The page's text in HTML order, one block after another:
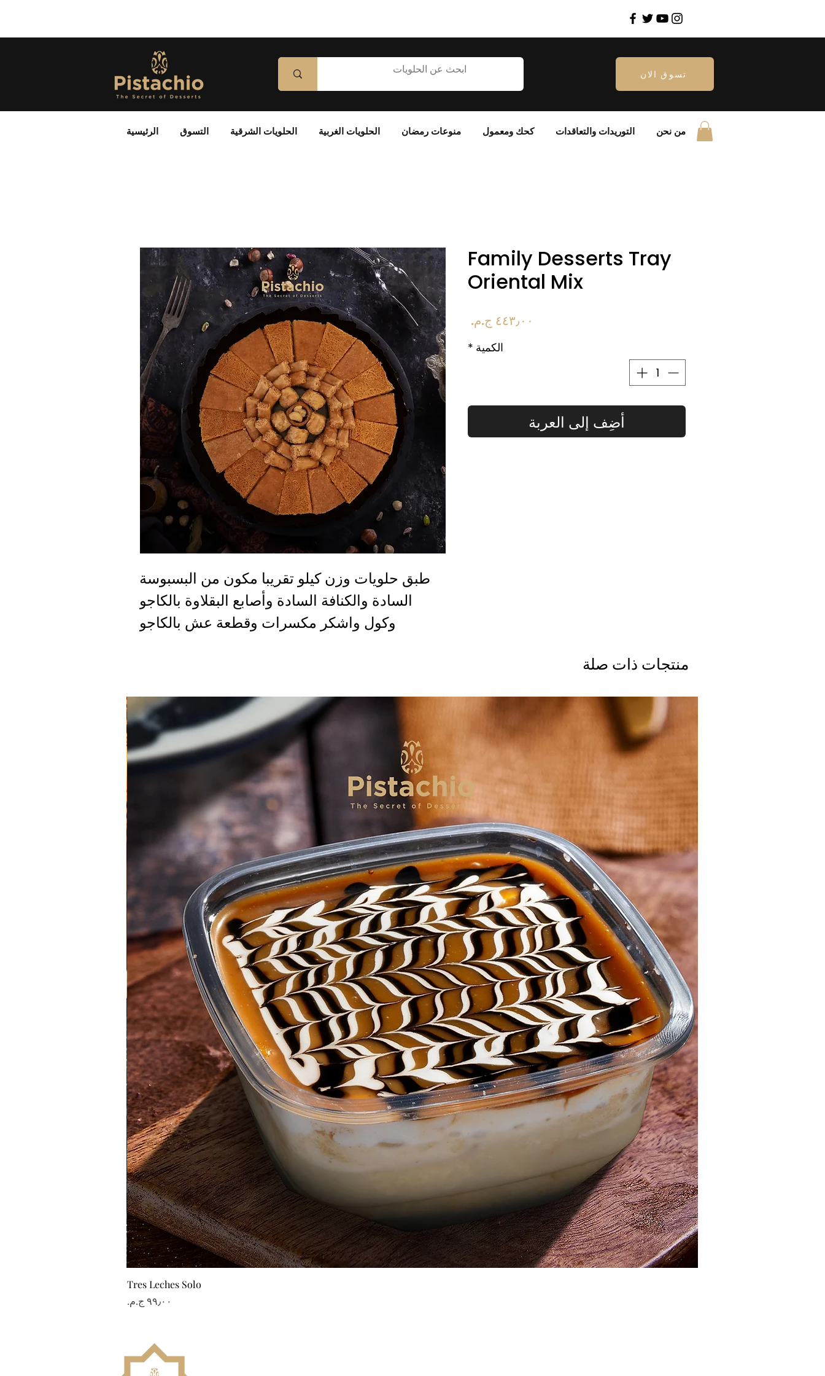
تسوق الان
الرئيسية التسوق الحلويات الشرقية الحلويات الغربية منوعات رمضان كحك ومعمول التوريدات والتعاقدات من نحن
طبق حلويات وزن كيلو تقريبا مكون من البسبوسة
السادة والكنافة السادة وأصابع البقلاوة بالكاجو
وكول واشكر مكسرات وقطعة عش بالكاجو
Family Desserts Tray
Oriental Mix
السعر
الكمية *
أضِف إلى العربة
منتجات ذات صلة
Tres Leches Solo
السعر